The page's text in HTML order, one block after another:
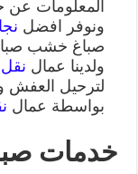
المعلومات عن
ونوفر افضل
صباغ خشب
ولدينا عمال
لترحيل العفش
بواسطة عمال
خدمات